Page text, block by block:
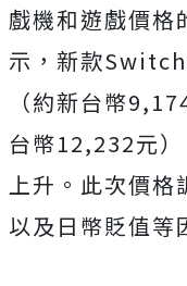
戲機和遊戲價格
示，新款
（約新台幣
台幣12,232元
上升。此次價格
以及日幣貶值等